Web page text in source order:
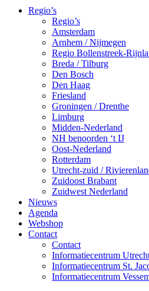
Regio’s
Regio’s
Amsterdam
Arnhem / Nijmegen
Regio Bollenstreek-
Breda / Tilburg
Den Bosch
Den Haag
Friesland
Groningen / Drenthe
Limburg
Midden-Nederland
NH benoorden ‘t IJ
Oost-Nederland
Rotterdam
Utrecht-zuid /
Zuidoost Brabant
Zuidwest Nederland
Nieuws
Agenda
Webshop
Contact
Contact
Informatiecentrum
Informatiecentrum St.
Informatiecentrum